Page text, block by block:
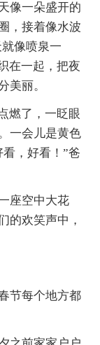
像一朵盛开的
，接着像水波
像喷泉一
在一起，把夜
美丽。
燃了，一眨眼
一会儿是黄色
，好看！”爸
座空中大花
的欢笑声中，
节每个地方都